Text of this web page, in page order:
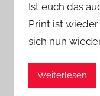
Ist euch das
Print ist
sich nun
Weiterlesen